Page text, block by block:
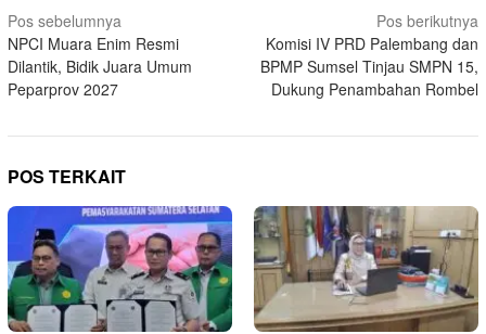
Navigasi
pos
Pos sebelumnya
NPCI Muara Enim Resmi
Dilantik, Bidik Juara Umum
Peparprov 2027
Pos berikutnya
Komisi IV PRD Palembang dan
BPMP Sumsel Tinjau SMPN 15,
Dukung Penambahan Rombel
POS TERKAIT